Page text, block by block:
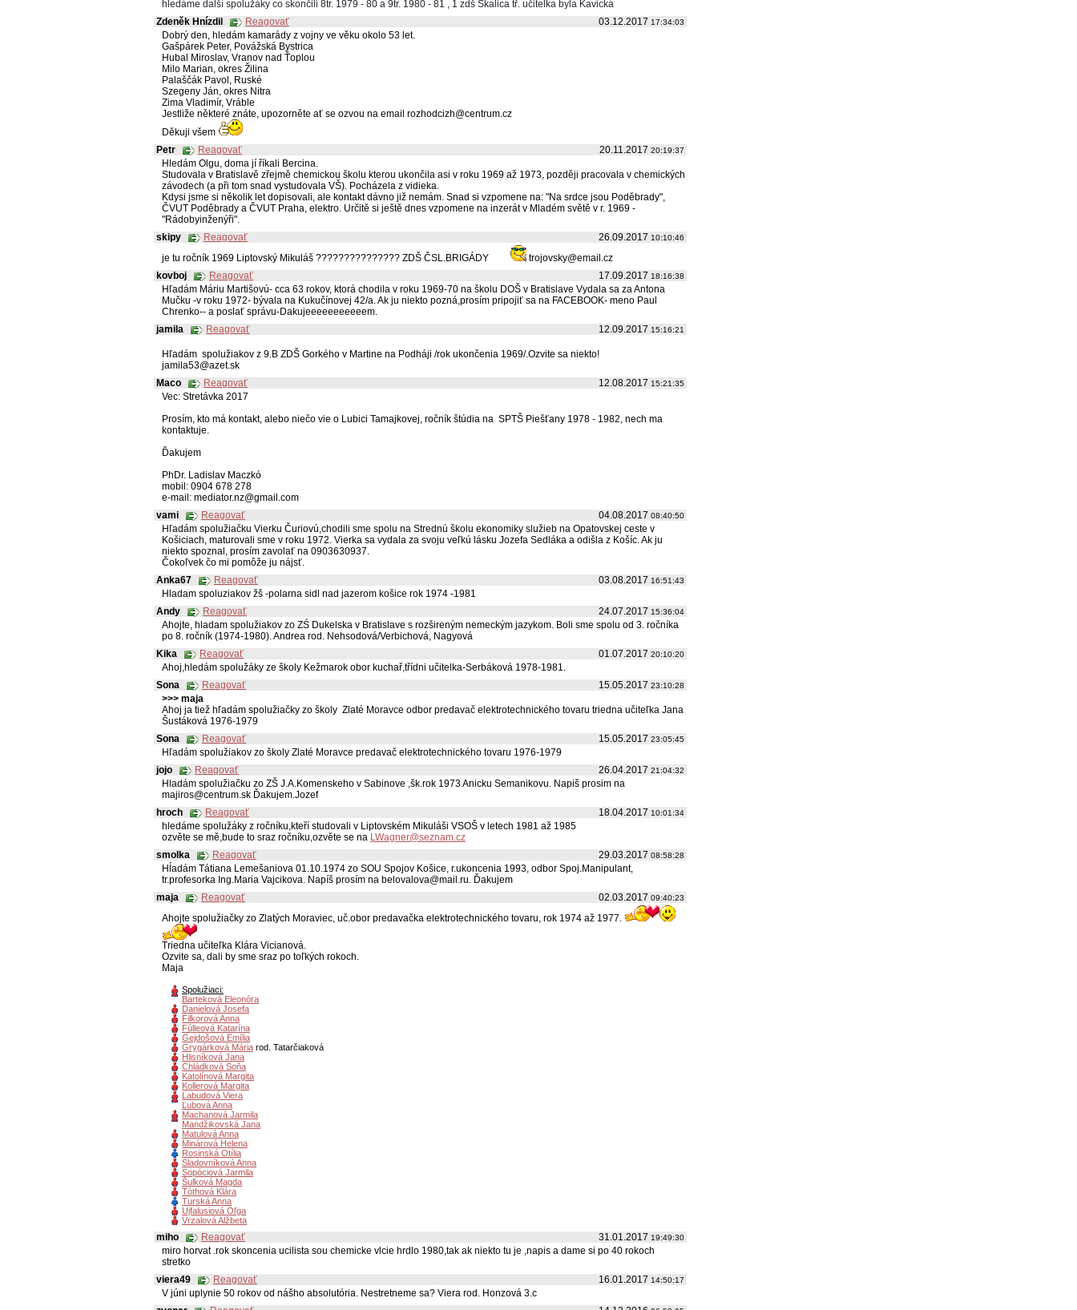
hledáme další spolužáky co skončili 8tr. 1979 - 80 a 9tr. 1980 - 81 , 1 zdš Skalica tř. učitelka byla Kavická
03.12.2017 17:34:03
Zdeněk Hnízdil
Reagovať
Dobrý den, hledám kamarády z vojny ve věku okolo 53 let.
Gašpárek Peter, Povážská Bystrica
Hubal Miroslav, Vranov nad Ťoplou
Milo Marian, okres Žilina
Palaščák Pavol, Ruské
Szegeny Ján, okres Nitra
Zima Vladimír, Vráble
Jestliže některé znáte, upozorněte ať se ozvou na email rozhodcizh@centrum.cz
Děkuji všem
20.11.2017 20:19:37
Petr
Reagovať
Hledám Olgu, doma jí říkali Bercina.
Studovala v Bratislavě zřejmě chemickou školu kterou ukončila asi v roku 1969 až 1973, později pracovala v chemických
závodech (a při tom snad vystudovala VŠ). Pocházela z vidieka.
Kdysi jsme si několik let dopisovali, ale kontakt dávno již nemám. Snad si vzpomene na: "Na srdce jsou Poděbrady",
ČVUT Poděbrady a ČVUT Praha, elektro. Určitě si ještě dnes vzpomene na inzerát v Mladém světě v r. 1969 -
"Rádobyinženýři".
26.09.2017 10:10:46
skipy
Reagovať
je tu ročník 1969 Liptovský Mikuláš ??????????????? ZDŠ ČSL.BRIGÁDY
trojovsky@email.cz
17.09.2017 18:16:38
kovboj
Reagovať
Hľadám Máriu Martišovú- cca 63 rokov, ktorá chodila v roku 1969-70 na školu DOŠ v Bratislave Vydala sa za Antona
Mučku -v roku 1972- bývala na Kukučínovej 42/a.Ak ju niekto pozná,prosím pripojiť sa na FACEBOOK- meno Paul
Chrenko-- a poslať správu-Dakujeeeeeeeeeeem.
12.09.2017 15:16:21
jamila Reagovať
Hľadám spolužiakov z 9.B ZDŠ Gorkého v Martine na Podháji /rok ukončenia 1969/.Ozvite sa niekto!
jamila53@azet.sk
12.08.2017 15:21:35
Maco
Reagovať
Vec: Stretávka 2017
Prosím, kto má kontakt, alebo niečo vie o Lubici Tamajkovej, ročník štúdia na SPTŠ Piešťany 1978 - 1982, nech ma
kontaktuje.
Ďakujem
PhDr. Ladislav Maczkó
mobil: 0904 678 278
e-mail: mediator.nz@gmail.com
04.08.2017 08:40:50
vami
Reagovať
Hľadám spolužiačku Vierku Čuriovú,chodili sme spolu na Strednú školu ekonomiky služieb na Opatovskej ceste v
Košiciach, maturovali sme v roku 1972. Vierka sa vydala za svoju veľkú lásku Jozefa Sedláka a odišla z Košíc. Ak ju
niekto spoznal, prosím zavolať na 0903630937.
Čokoľvek čo mi pomôže ju nájsť.
03.08.2017 16:51:43
Anka67
Reagovať
Hladam spoluziakov žš -polarna sidl nad jazerom košice rok 1974 -1981
24.07.2017 15:36:04
Andy
Reagovať
Ahojte, hladam spolužiakov zo ZŚ Dukelska v Bratislave s rozšireným nemeckým jazykom. Boli sme spolu od 3. ročníka
po 8. ročník (1974-1980). Andrea rod. Nehsodová/Verbichová, Nagyová
01.07.2017 20:10:20
Kika
Reagovať
Ahoj,hledám spolužáky ze školy Kežmarok obor kuchař,třídni učitelka-Serbáková 1978-1981.
15.05.2017 23:10:28
Sona
Reagovať
>>> maja
Ahoj ja tiež hľadám spolužiačky zo školy Zlaté Moravce odbor predavač elektrotechnického tovaru triedna učiteľka Jana
Šustáková 1976-1979
15.05.2017 23:05:45
Sona
Reagovať
Hľadám spolužiakov zo školy Zlaté Moravce predavač elektrotechnického tovaru 1976-1979
26.04.2017 21:04:32
jojo
Reagovať
Hladám spolužiačku zo ZŠ J.A.Komenskeho v Sabinove ,šk.rok 1973 Anicku Semanikovu. Napiš prosim na
majiros@centrum.sk Ďakujem.Jozef
18.04.2017 10:01:34
hroch
Reagovať
hledáme spolužáky z ročníku,kteří studovali v Liptovském Mikuláši VSOŠ v letech 1981 až 1985
ozvěte se mě,bude to sraz ročníku,ozvěte se na LWagner@seznam.cz
29.03.2017 08:58:28
smolka
Reagovať
Hĺadám Tátiana Lemešaniova 01.10.1974 zo SOU Spojov Košice, r.ukoncenia 1993, odbor Spoj.Manipulant,
tr.profesorka Ing.Maria Vajcikova. Napíš prosím na belovalova@mail.ru. Ďakujem
02.03.2017 09:40:23
maja
Reagovať
Ahojte spolužiačky zo Zlatých Moraviec, uč.obor predavačka elektrotechnického tovaru, rok 1974 až 1977.
Triedna učiteľka Klára Vicianová.
Ozvite sa, dali by sme sraz po toľkých rokoch.
Maja
Spolužiaci:
Barteková Eleonóra
Danielová Josefa
Filkorová Anna
Fúlleová Katarína
Gejdošová Emília
Grygárková Mária rod. Tatarčiaková
Hlisníková Jana
Chládková Soňa
Katolínová Margita
Kollerová Margita
Labudová Viera
Ľubová Anna
Machanová Jarmila
Mandžikovská Jana
Matulová Anna
Minárová Helena
Rosinská Otília
Sladovníková Anna
Sopóciová Jarmila
Šulková Magda
Tóthová Klára
Turská Anna
Ujfalusiová Oľga
Vrzalová Alžbeta
31.01.2017 19:49:30
miho
Reagovať
miro horvat .rok skoncenia ucilista sou chemicke vlcie hrdlo 1980,tak ak niekto tu je ,napis a dame si po 40 rokoch
stretko
16.01.2017 14:50:17
viera49
Reagovať
V júni uplynie 50 rokov od nášho absolutória. Nestretneme sa? Viera rod. Honzová 3.c